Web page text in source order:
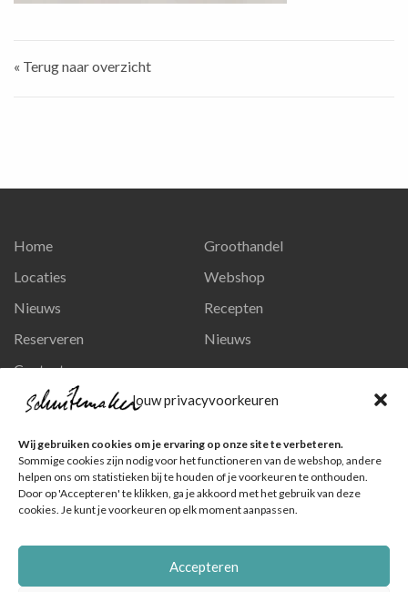
Jouw privacyvoorkeuren
Wij gebruiken cookies om je ervaring op onze site te verbeteren.
Sommige cookies zijn nodig voor het functioneren van de webshop, andere
helpen ons om statistieken bij te houden of je voorkeuren te onthouden.
Door op 'Accepteren' te klikken, ga je akkoord met het gebruik van deze
cookies. Je kunt je voorkeuren op elk moment aanpassen.
Accepteren
« Terug naar overzicht
Home
Locaties
Nieuws
Reserveren
Contact
Privacy en persoonsgegevens
Groothandel
Webshop
Recepten
Nieuws
Ga naar onze pagina
Volg ons op Instagram
Ga naar onze pagina